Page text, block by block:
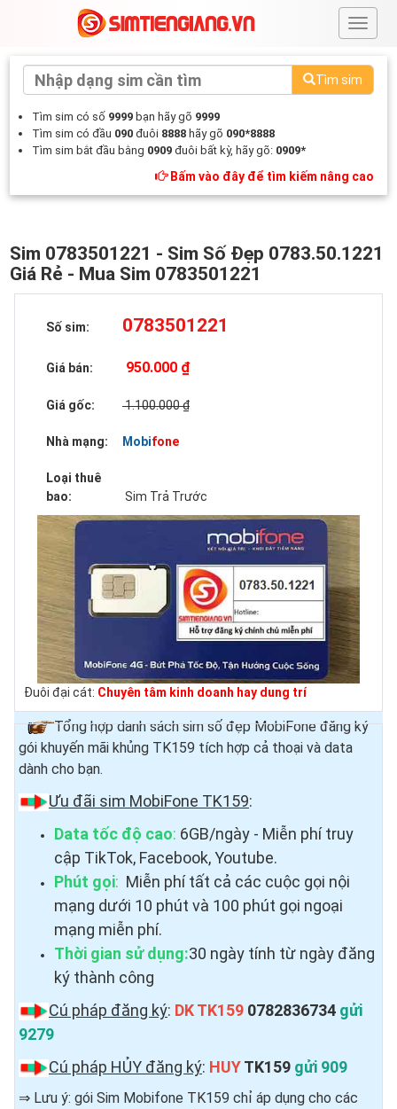
#
Tìm sim
Tìm sim có số 9999 bạn hãy gõ 9999
Tìm sim có đầu 090 đuôi 8888 hãy gõ 090*8888
Tìm sim bắt đầu bằng 0909 đuôi bất kỳ, hãy gõ: 0909*
Bấm vào đây để tìm kiếm nâng cao
Sim 0783501221 - Sim Số Đẹp 0783.50.1221
Giá Rẻ - Mua Sim 0783501221
Số sim: 0783501221
Giá bán: 950.000 ₫
Giá gốc: 1.100.000 ₫
Nhà mạng: Mobifone
Loại thuê
bao:
Sim Trả Trước
Đuôi đại cát: Chuyên tâm kinh doanh hay dung trí
Tổng hợp danh sách sim số đẹp MobiFone đăng ký
gói khuyến mãi khủng TK159 tích hợp cả thoại và data
dành cho bạn.
Ưu đãi sim MobiFone TK159:
Data tốc độ cao: 6GB/ngày - Miễn phí truy
cập TikTok, Facebook, Youtube.
Phút gọi: Miễn phí tất cả các cuộc gọi nội
mạng dưới 10 phút và 100 phút gọi ngoại
mạng miễn phí.
Thời gian sử dụng:30 ngày tính từ ngày đăng
ký thành công
Cú pháp đăng ký: DK TK159 0782836734 gửi
9279
Cú pháp HỦY đăng ký: HUYTK159 gửi 909
⇒ Lưu ý: gói Sim Mobifone TK159 chỉ áp dụng cho các